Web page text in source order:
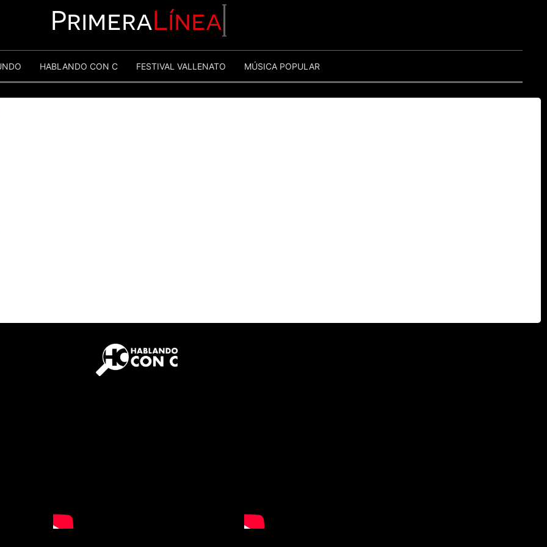
PrimeraLínea
HABLANDO CON C FESTIVAL VALLENATO MÚSICA POPULAR